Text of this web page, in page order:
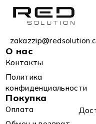
О нас
Контакты
Политика
конфиденциальности
Покупка
Оплата